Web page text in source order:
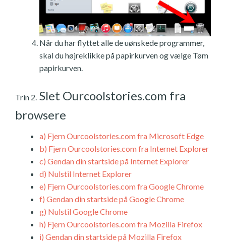
Når du har flyttet alle de uønskede programmer,
skal du højreklikke på papirkurven og vælge Tøm
papirkurven.
Trin 2. Slet Ourcoolstories.com fra
browsere
a) Fjern Ourcoolstories.com fra Microsoft Edge
b) Fjern Ourcoolstories.com fra Internet Explorer
c) Gendan din startside på Internet Explorer
d) Nulstil Internet Explorer
e) Fjern Ourcoolstories.com fra Google Chrome
f) Gendan din startside på Google Chrome
g) Nulstil Google Chrome
h) Fjern Ourcoolstories.com fra Mozilla Firefox
i) Gendan din startside på Mozilla Firefox